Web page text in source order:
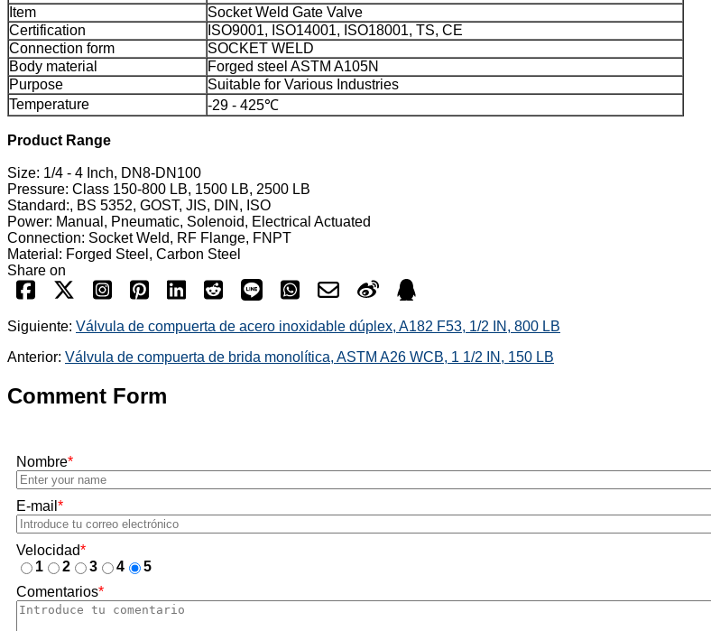
Item
Socket Weld Gate Valve
Certification
ISO9001, ISO14001, ISO18001, TS, CE
Connection form
SOCKET WELD
Body material
Forged steel ASTM A105N
Purpose
Suitable for Various Industries
Temperature
-29 - 425℃
Product Range
Size: 1/4 - 4 Inch, DN8-DN100
Pressure: Class 150-800 LB, 1500 LB, 2500 LB
Standard:, BS 5352, GOST, JIS, DIN, ISO
Power: Manual, Pneumatic, Solenoid, Electrical Actuated
Connection: Socket Weld, RF Flange, FNPT
Material: Forged Steel, Carbon Steel
Share on
Siguiente: Válvula de compuerta de acero inoxidable dúplex, A182 F53, 1/2 IN, 800 LB
Anterior: Válvula de compuerta de brida monolítica, ASTM A26 WCB, 1 1/2 IN, 150 LB
Comment Form
Nombre*
E-mail *
Velocidad*
1
2 3 4
5
Comentarios*